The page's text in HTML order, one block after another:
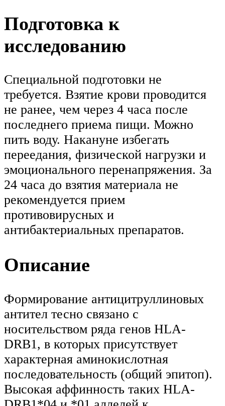
Подготовка к
исследованию
Специальной подготовки не
требуется. Взятие крови проводится
не ранее, чем через 4 часа после
последнего приема пищи. Можно
пить воду. Накануне избегать
переедания, физической нагрузки и
эмоционального перенапряжения. За
24 часа до взятия материала не
рекомендуется прием
противовирусных и
антибактериальных препаратов.
Описание
Формирование антицитруллиновых
антител тесно связано с
носительством ряда генов HLA-
DRB1, в которых присутствует
характерная аминокислотная
последовательность (общий эпитоп).
Высокая аффинность таких HLA-